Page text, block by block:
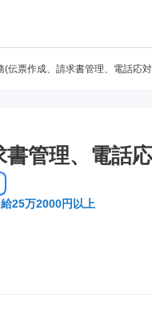
(伝票作成、請求書管理、電話応
管理、電話
給25万2000円以上